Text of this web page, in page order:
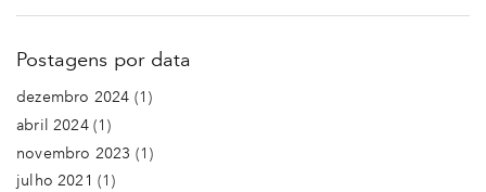
Postagens por data
dezembro 2024 (1)
abril 2024(1)
novembro 2023 (1)
julho 2021 (1)